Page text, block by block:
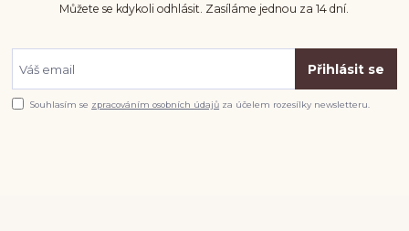
Můžete se kdykoli odhlásit. Zasíláme jednou za 14 dní.
Přihlásit se
Souhlasím se zpracováním osobních údajů za účelem rozesílky newsletteru.